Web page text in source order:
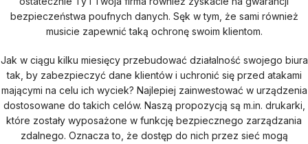
bezpieczeństwa poufnych danych. Sęk w tym, że sami również
musicie zapewnić taką ochronę swoim klientom.
Jak w ciągu kilku miesięcy przebudować działalność swojego biura
tak, by zabezpieczyć dane klientów i uchronić się przed atakami
mającymi na celu ich wyciek? Najlepiej zainwestować w urządzenia
dostosowane do takich celów. Naszą propozycją są m.in. drukarki,
które zostały wyposażone w funkcję bezpiecznego zarządzania
zdalnego. Oznacza to, że dostęp do nich przez sieć mogą